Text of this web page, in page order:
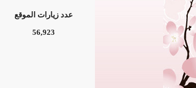
عدد زيارات الموقع
56,923